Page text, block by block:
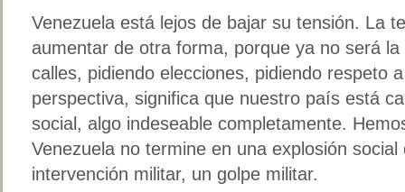
Venezuela está lejos de bajar su tensión. La
aumentar de otra forma, porque ya no será
calles, pidiendo elecciones, pidiendo respeto
perspectiva, significa que nuestro país está
social, algo indeseable completamente.
Venezuela no termine en una explosión
intervención militar, un golpe militar.